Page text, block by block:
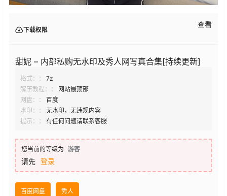
下载权限
查看
甜妮 – 内部私购无水印及秀人网写真合集[持续更新]
格式：：
7z
解压教程：：
网站最顶部
网盘：：
百度
水印：：
无水印，无违规内容
提示：：
有任何问题请联系客服
您当前的等级为 游客
请先 登录
百度网盘 秀人